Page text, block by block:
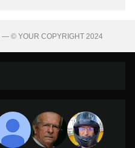
— © YOUR COPYRIGHT 2024